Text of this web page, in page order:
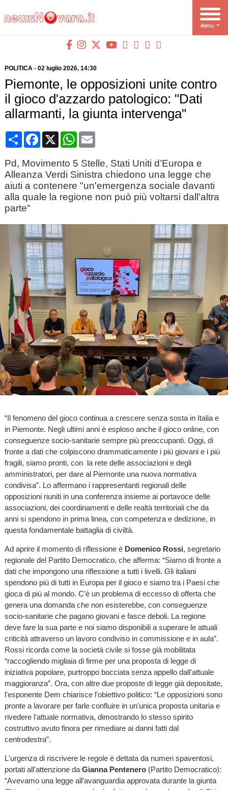
POLITICA- 02 luglio 2026, 14:30
Piemonte, le opposizioni unite contro
il gioco d'azzardo patologico: "Dati
allarmanti, la giunta intervenga"
CondividiFacebook
X WhatsApp
Email
Pd, Movimento 5 Stelle, Stati Uniti d’Europa e
Alleanza Verdi Sinistra chiedono una legge che
aiuti a contenere "un'emergenza sociale davanti
alla quale la regione non può più voltarsi dall'altra
parte"
“Il fenomeno del gioco continua a crescere senza sosta in Italia e
in Piemonte. Negli ultimi anni è esploso anche il gioco online, con
conseguenze socio-sanitarie sempre più preoccupanti. Oggi, di
fronte a dati che colpiscono drammaticamente i più giovani e i più
fragili, siamo pronti, con la rete delle associazioni e degli
amministratori, per dare al Piemonte una nuova normativa
condivisa”. Lo affermano i rappresentanti regionali delle
opposizioni riuniti in una conferenza insieme ai portavoce delle
associazioni, dei coordinamenti e delle realtà territoriali che da
anni si spendono in prima linea, con competenza e dedizione, in
questa fondamentale battaglia di civiltà.
Ad aprire il momento di riflessione è Domenico Rossi, segretario
regionale del Partito Democratico, che afferma: “Siamo di fronte a
dati che impongono una riflessione a tutti i livelli. Gli italiani
spendono più di tutti in Europa per il gioco e siamo tra i Paesi che
gioca di più al mondo. C’è un problema di eccesso di offerta che
genera una domanda che non esisterebbe, con conseguenze
socio-sanitarie che pagano giovani e fasce deboli. La regione
deve fare la sua parte e noi siamo disponibili a superare le attuali
criticità attraverso un lavoro condiviso in commissione e in aula”.
Rossi ricorda come la società civile si fosse già mobilitata
“raccogliendo migliaia di firme per una proposta di legge di
iniziativa popolare, purtroppo bocciata senza appello dall'attuale
maggioranza”. Ora, con altre due proposte di legge già depositate,
l'esponente Dem chiarisce l'obiettivo politico: “Le opposizioni sono
pronte a lavorare per farle confluire in un'unica proposta unitaria e
rivedere l'attuale normativa, dimostrando lo stesso spirito
costruttivo avuto finora per rimediare ai danni fatti dal
centrodestra”.
L'urgenza di riscrivere le regole è dettata da numeri spaventosi,
portati all'attenzione da Gianna Pentenero(Partito Democratico):
“Avevamo una legge all’avanguardia approvata durante la giunta